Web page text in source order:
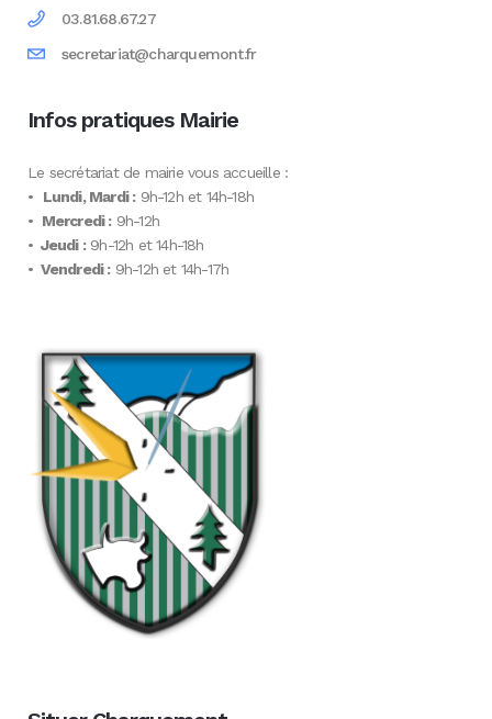
03.81.68.67.27
secretariat@charquemont.fr
Infos pratiques Mairie
Le secrétariat de mairie vous accueille :
• Lundi, Mardi :9h-12h et 14h-18h
• Mercredi :9h-12h
• Jeudi :9h-12h et 14h-18h
• Vendredi :9h-12h et 14h-17h